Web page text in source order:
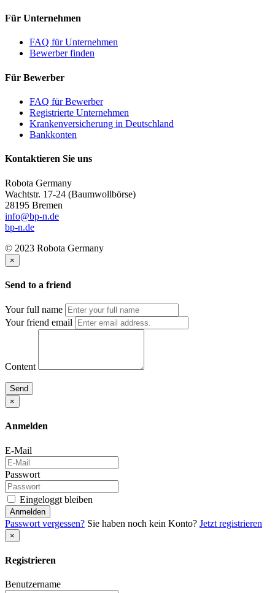
Für Unternehmen
FAQ für Unternehmen
Bewerber finden
Für Bewerber
FAQ für Bewerber
Registrierte Unternehmen
Krankenversicherung in Deutschland
Bankkonten
Kontaktieren Sie uns
Robota Germany
Wachtstr. 17-24 (Baumwollbörse)
28195 Bremen
info@bp-n.de
bp-n.de
© 2023 Robota Germany
×
Send to a friend
Your full name
Your friend email
Content
Send
×
Anmelden
E-Mail
Passwort
Eingeloggt bleiben
Anmelden
Passwort vergessen? Sie haben noch kein Konto? Jetzt registrieren
×
Registrieren
Benutzername